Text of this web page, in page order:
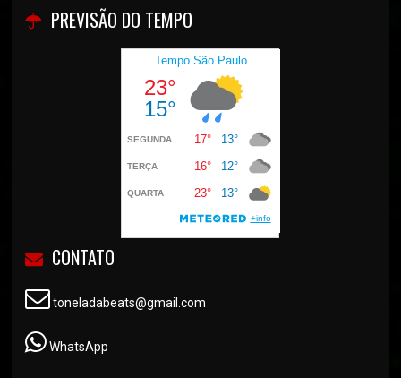
PREVISÃO DO TEMPO
CONTATO
toneladabeats@gmail.com
WhatsApp